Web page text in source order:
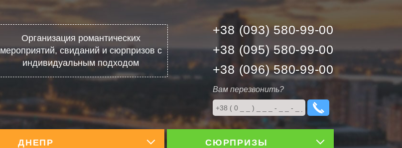
+38 (093) 580-99-00
+38 (095) 580-99-00
+38 (096) 580-99-00
Вам перезвонить?
Организация романтических
мероприятий, свиданий и сюрпризов с
индивидуальным подходом
ДНЕПР СЮРПРИЗЫ